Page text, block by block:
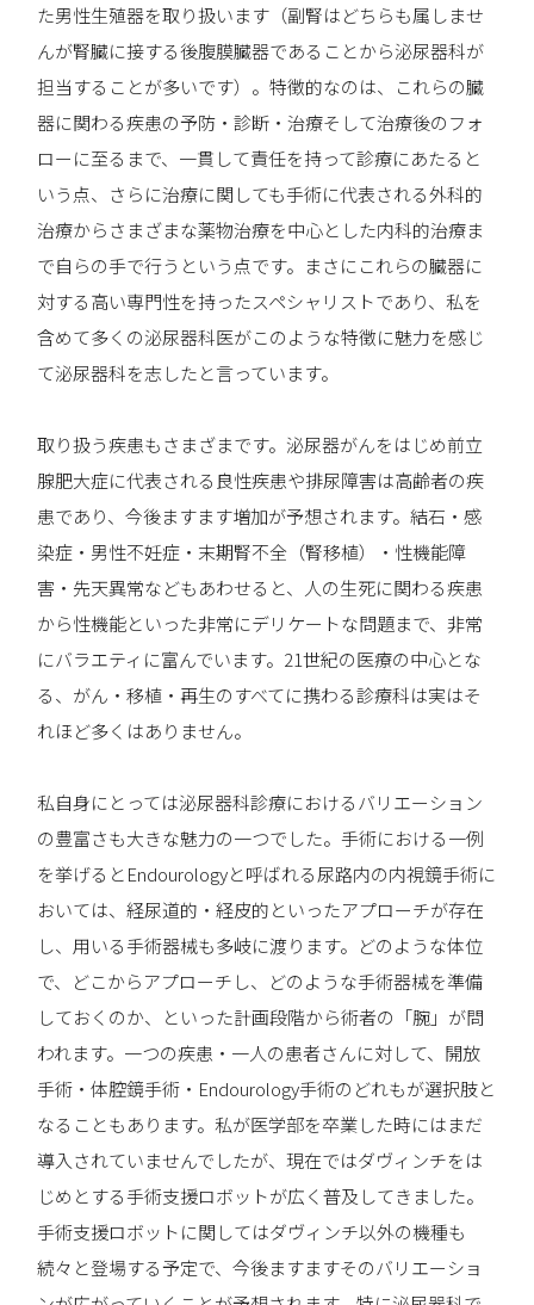
た男性生殖器を取り扱います（副腎はどちらも属しませ
んが腎臓に接する後腹膜臓器であることから泌尿器科が
担当することが多いです）。特徴的なのは、これらの臓
器に関わる疾患の予防・診断・治療そして治療後のフォ
ローに至るまで、一貫して責任を持って診療にあたると
いう点、さらに治療に関しても手術に代表される外科的
治療からさまざまな薬物治療を中心とした内科的治療ま
で自らの手で行うという点です。まさにこれらの臓器に
対する高い専門性を持ったスペシャリストであり、私を
含めて多くの泌尿器科医がこのような特徴に魅力を感じ
て泌尿器科を志したと言っています。
取り扱う疾患もさまざまです。泌尿器がんをはじめ前立
腺肥大症に代表される良性疾患や排尿障害は高齢者の疾
患であり、今後ますます増加が予想されます。結石・感
染症・男性不妊症・末期腎不全（腎移植）・性機能障
害・先天異常などもあわせると、人の生死に関わる疾患
から性機能といった非常にデリケートな問題まで、非常
にバラエティに富んでいます。21世紀の医療の中心とな
る、がん・移植・再生のすべてに携わる診療科は実はそ
れほど多くはありません。
私自身にとっては泌尿器科診療におけるバリエーション
の豊富さも大きな魅力の一つでした。手術における一例
を挙げるとEndourologyと呼ばれる尿路内の内視鏡手術に
おいては、経尿道的・経皮的といったアプローチが存在
し、用いる手術器械も多岐に渡ります。どのような体位
で、どこからアプローチし、どのような手術器械を準備
しておくのか、といった計画段階から術者の「腕」が問
われます。一つの疾患・一人の患者さんに対して、開放
手術・体腔鏡手術・Endourology手術のどれもが選択肢と
なることもあります。私が医学部を卒業した時にはまだ
導入されていませんでしたが、現在ではダヴィンチをは
じめとする手術支援ロボットが広く普及してきました。
手術支援ロボットに関してはダヴィンチ以外の機種も
続々と登場する予定で、今後ますますそのバリエーショ